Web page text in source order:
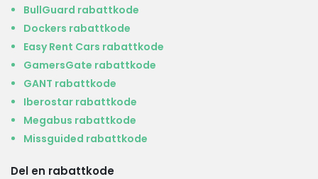
BullGuard rabattkode
Dockers rabattkode
Easy Rent Cars rabattkode
GamersGate rabattkode
GANT rabattkode
Iberostar rabattkode
Megabus rabattkode
Missguided rabattkode
Del en rabattkode